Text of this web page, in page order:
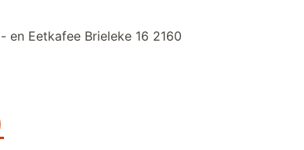
en Eetkafee Brieleke 16 2160